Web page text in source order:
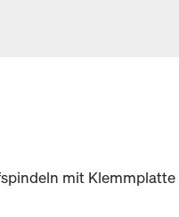
mit